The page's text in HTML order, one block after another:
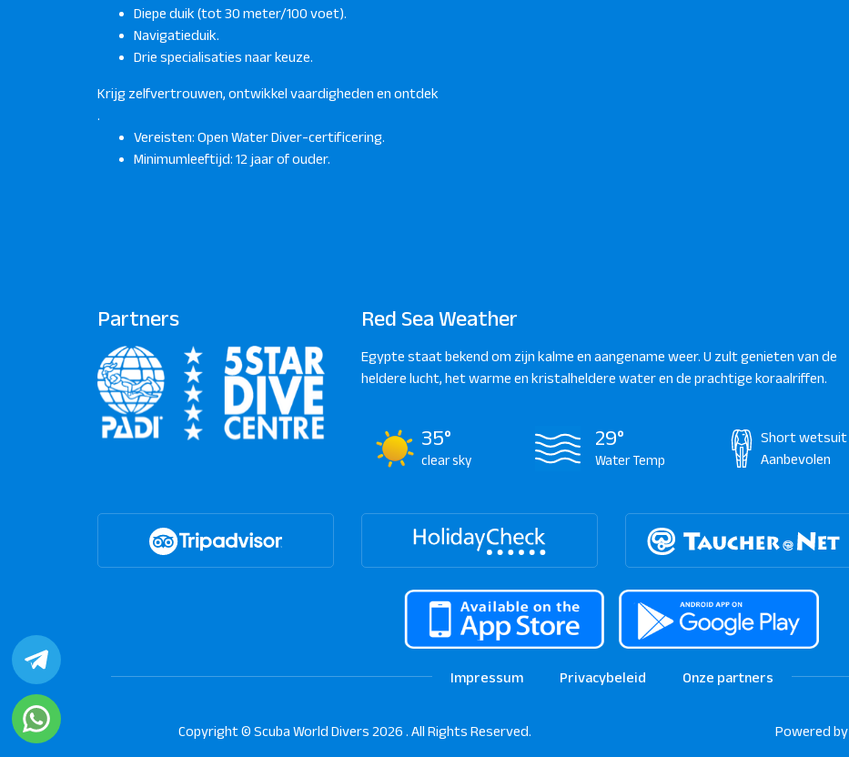
Diepe duik (tot 30 meter/100 voet).
Navigatieduik.
Drie specialisaties naar keuze.
Krijg zelfvertrouwen, ontwikkel vaardigheden en ontdek
.
Vereisten: Open Water Diver-certificering.
Minimumleeftijd: 12 jaar of ouder.
Partners Red Sea Weather
Egypte staat bekend om zijn kalme en aangename weer. U zult genieten van de
heldere lucht, het warme en kristalheldere water en de prachtige koraalriffen.
35°
clear sky
29°
Water Temp
Short wetsuit
Aanbevolen
Impressum Privacybeleid Onze partners
Copyright © Scuba World Divers 2026 . All Rights Reserved. Powered by